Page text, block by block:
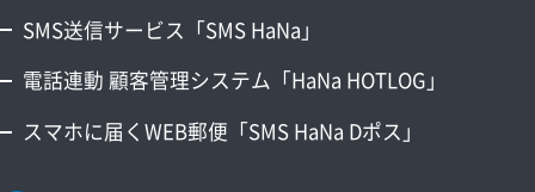
SMS送信サービス「SMS HaNa」
電話連動 顧客管理システム「HaNa HOTLOG」
スマホに届くWEB郵便「SMS HaNa Dポス」